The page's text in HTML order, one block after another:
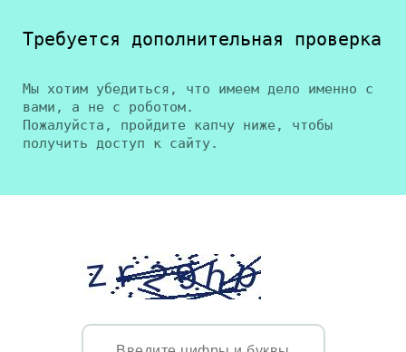
Требуется дополнительная проверка
Мы хотим убедиться, что имеем дело именно с
вами, а не с роботом.
Пожалуйста, пройдите капчу ниже, чтобы
получить доступ к сайту.